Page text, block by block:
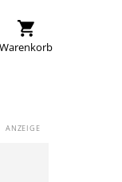
Warenkorb